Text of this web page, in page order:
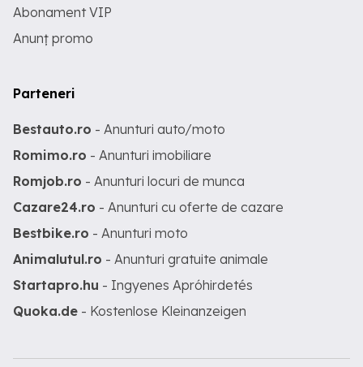
Abonament VIP
Anunț promo
Parteneri
Bestauto.ro - Anunturi auto/moto
Romimo.ro - Anunturi imobiliare
Romjob.ro - Anunturi locuri de munca
Cazare24.ro - Anunturi cu oferte de cazare
Bestbike.ro - Anunturi moto
Animalutul.ro - Anunturi gratuite animale
Startapro.hu - Ingyenes Apróhirdetés
Quoka.de - Kostenlose Kleinanzeigen